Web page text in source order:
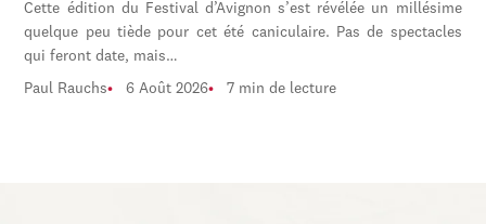
Cette édition du Festival d’Avignon s’est révélée un millésime
quelque peu tiède pour cet été caniculaire. Pas de spectacles
qui feront date, mais…
Paul Rauchs 6 Août 2026 7 min de lecture